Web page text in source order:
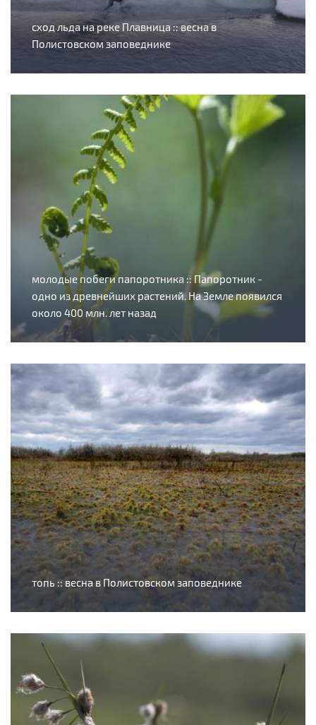
сход льда на реке Плавница :: весна в
Полистовском заповеднике
молодые побеги папоротника :: Папоротник -
одно из древнейших растений. На Земле появился
около 400 млн. лет назад
топь :: весна в Полистовском заповеднике